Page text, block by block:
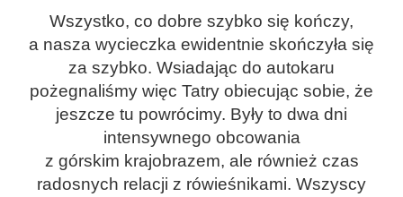
Wszystko, co dobre szybko się kończy,
a nasza wycieczka ewidentnie skończyła się
za szybko. Wsiadając do autokaru
pożegnaliśmy więc Tatry obiecując sobie, że
jeszcze tu powrócimy. Były to dwa dni
intensywnego obcowania
z górskim krajobrazem, ale również czas
radosnych relacji z rówieśnikami. Wszyscy